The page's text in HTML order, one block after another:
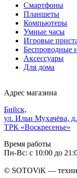
Смартфоны
Планшеты
Компьютеры
Умные часы
Игровые
Беспроводные
Аксессуары
Для дома
Адрес магазина
Бийск,
ул. Ильи Мухачёва,
ТРК «Воскресенье»
Время работы
Пн-Вс: с 10:00 до
© SOTOViK —